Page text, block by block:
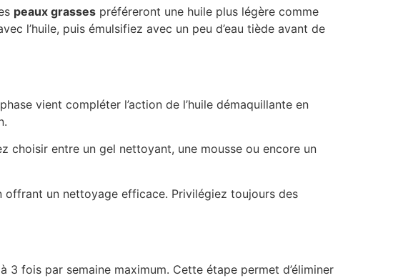
peaux grasses préféreront une huile plus légère comme
l’huile, puis émulsifiez avec un peu d’eau tiède avant de
vient compléter l’action de l’huile démaquillante en
choisir entre un gel nettoyant, une mousse ou encore un
offrant un nettoyage efficace. Privilégiez toujours des
3 fois par semaine maximum. Cette étape permet d’éliminer